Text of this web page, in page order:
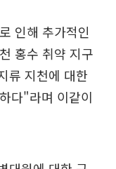
인해 추가적인
홍수 취약 지구
류 지천에 대한
다"라며 이같이